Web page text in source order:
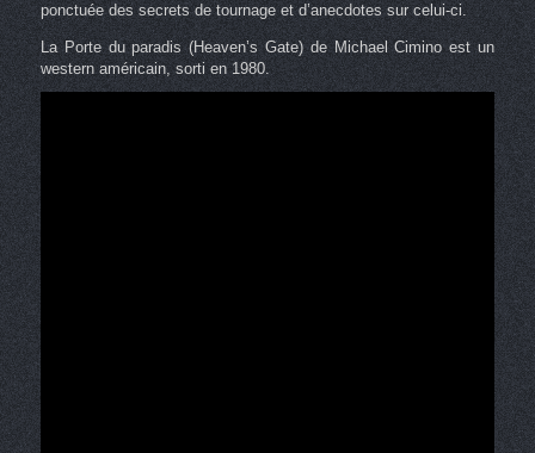
ponctuée des secrets de tournage et d’anecdotes sur celui-ci.
La Porte du paradis (Heaven’s Gate) de Michael Cimino est un
western américain, sorti en 1980.